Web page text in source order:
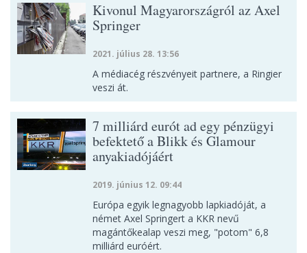
Kivonul Magyarországról az Axel
Springer
2021. július 28. 13:56
A médiacég részvényeit partnere, a Ringier
veszi át.
7 milliárd eurót ad egy pénzügyi
befektető a Blikk és Glamour
anyakiadójáért
2019. június 12. 09:44
Európa egyik legnagyobb lapkiadóját, a
német Axel Springert a KKR nevű
magántőkealap veszi meg, "potom" 6,8
milliárd euróért.